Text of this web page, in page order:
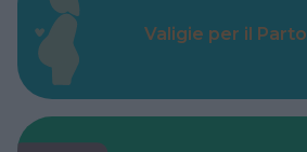
Valigie per il Parto